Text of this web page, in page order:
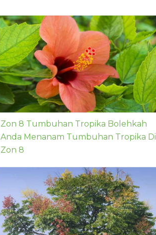
Zon 8 Tumbuhan Tropika Bolehkah
Anda Menanam Tumbuhan Tropika Di
Zon 8